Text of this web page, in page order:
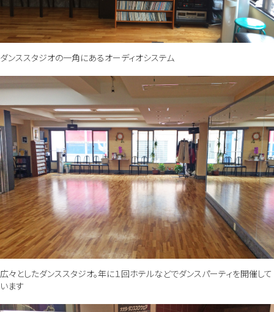
ダンススタジオの一角にあるオーディオシステム
広々としたダンススタジオ。年に１回ホテルなどでダンスパーティを開催して
います